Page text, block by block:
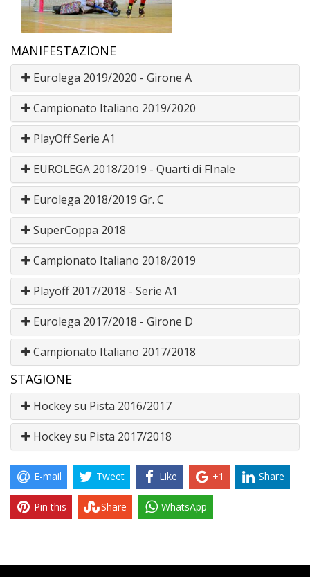
MANIFESTAZIONE
Eurolega 2019/2020 - Girone A
Campionato Italiano 2019/2020
PlayOff Serie A1
EUROLEGA 2018/2019 - Quarti di FInale
Eurolega 2018/2019 Gr. C
SuperCoppa 2018
Campionato Italiano 2018/2019
Playoff 2017/2018 - Serie A1
Eurolega 2017/2018 - Girone D
Campionato Italiano 2017/2018
STAGIONE
Hockey su Pista 2016/2017
Hockey su Pista 2017/2018
E-mail Tweet Like +1 Share
Pin this Share WhatsApp